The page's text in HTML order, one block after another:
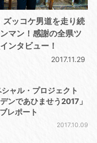
ッコケ男道を走り続
マン！感謝の全県ツ
ンタビュー！
2017.11.29
ャル・プロジェクト
ンであひませう2017」
レポート
2017.10.09